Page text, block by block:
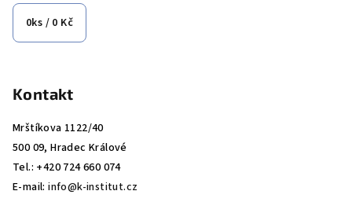
0ks / 0 Kč
Kontakt
Mrštíkova 1122/40
500 09, Hradec Králové
Tel.: +420 724 660 074
E-mail:info@k-institut.cz